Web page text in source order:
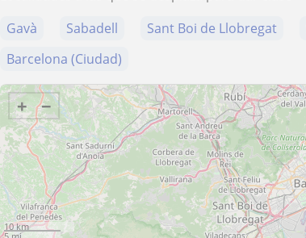
Gavà
Sabadell Sant Boi de Llobregat
Barcelona (Ciudad)
+ −
10 km